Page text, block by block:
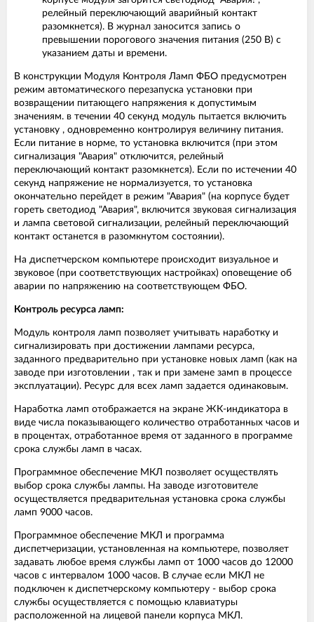
релейный переключающий аварийный контакт
разомкнется). В журнал заносится запись о
превышении порогового значения питания (250 В) с
указанием даты и времени.
В конструкции Модуля Контроля Ламп ФБО предусмотрен
режим автоматического перезапуска установки при
возвращении питающего напряжения к допустимым
значениям. в течении 40 секунд модуль пытается включить
установку , одновременно контролируя величину питания.
Если питание в норме, то установка включится (при этом
сигнализация "Авария" отключится, релейный
переключающий контакт разомкнется). Если по истечении 40
секунд напряжение не нормализуется, то установка
окончательно перейдет в режим "Авария" (на корпусе будет
гореть светодиод "Авария", включится звуковая сигнализация
и лампа световой сигнализации, релейный переключающий
контакт останется в разомкнутом состоянии).
На диспетчерском компьютере происходит визуальное и
звуковое (при соответствующих настройках) оповещение об
аварии по напряжению на соответствующем ФБО.
Контроль ресурса ламп:
Модуль контроля ламп позволяет учитывать наработку и
сигнализировать при достижении лампами ресурса,
заданного предварительно при установке новых ламп (как на
заводе при изготовлении , так и при замене замп в процессе
эксплуатации). Ресурс для всех ламп задается одинаковым.
Наработка ламп отображается на экране ЖК-индикатора в
виде числа показывающего количество отработанных часов и
в процентах, отработанное время от заданного в программе
срока службы ламп в часах.
Программное обеспечение МКЛ позволяет осуществлять
выбор срока службы лампы. На заводе изготовителе
осуществляется предварительная установка срока службы
ламп 9000 часов.
Программное обеспечение МКЛ и программа
диспетчеризации, установленная на компьютере, позволяет
задавать любое время службы ламп от 1000 часов до 12000
часов с интервалом 1000 часов. В случае если МКЛ не
подключен к диспетчерскому компьютеру - выбор срока
службы осуществляется с помощью клавиатуры
расположенной на лицевой панели корпуса МКЛ.